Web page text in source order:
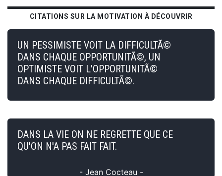
CITATIONS SUR LA MOTIVATION À DÉCOUVRIR
UN PESSIMISTE VOIT LA DIFFICULTÃ©
DANS CHAQUE OPPORTUNITÃ©, UN
OPTIMISTE VOIT L'OPPORTUNITÃ©
DANS CHAQUE DIFFICULTÃ©.
DANS LA VIE ON NE REGRETTE QUE CE
QU'ON N'A PAS FAIT FAIT.
- Jean Cocteau -